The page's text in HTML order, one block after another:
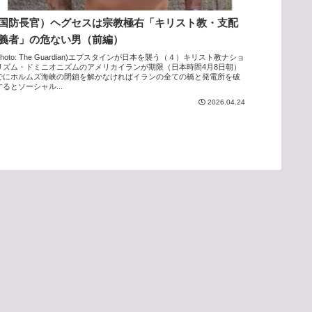
防長官）ヘグセスは宗教極右「キリスト教・支配
者」の危ない男（前編）
The Guardian)エプスタインが日本を襲う（４）キリスト教ナショ
ズム・ドミニオニズムのアメリカイランが期限（日本時間4月8日朝）
にホルムズ海峡の閉鎖を解かなければイランの全ての橋と発電所を破
るとソーシャル...
2026.04.24